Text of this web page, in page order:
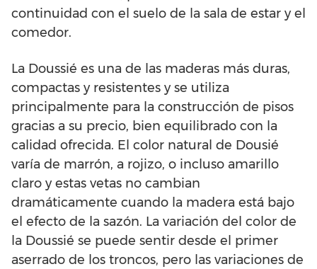
continuidad con el suelo de la sala de estar y el
comedor.
La Doussié es una de las maderas más duras,
compactas y resistentes y se utiliza
principalmente para la construcción de pisos
gracias a su precio, bien equilibrado con la
calidad ofrecida. El color natural de Dousié
varía de marrón, a rojizo, o incluso amarillo
claro y estas vetas no cambian
dramáticamente cuando la madera está bajo
el efecto de la sazón. La variación del color de
la Doussié se puede sentir desde el primer
aserrado de los troncos, pero las variaciones de